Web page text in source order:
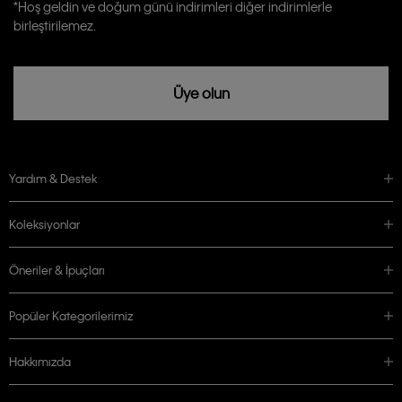
rızam vardır
*Hoş geldin ve doğum günü indirimleri diğer indirimlerle
birleştirilemez.
Üye olun
Yardım & Destek
Koleksiyonlar
Öneriler & İpuçları
Popüler Kategorilerimiz
Hakkımızda